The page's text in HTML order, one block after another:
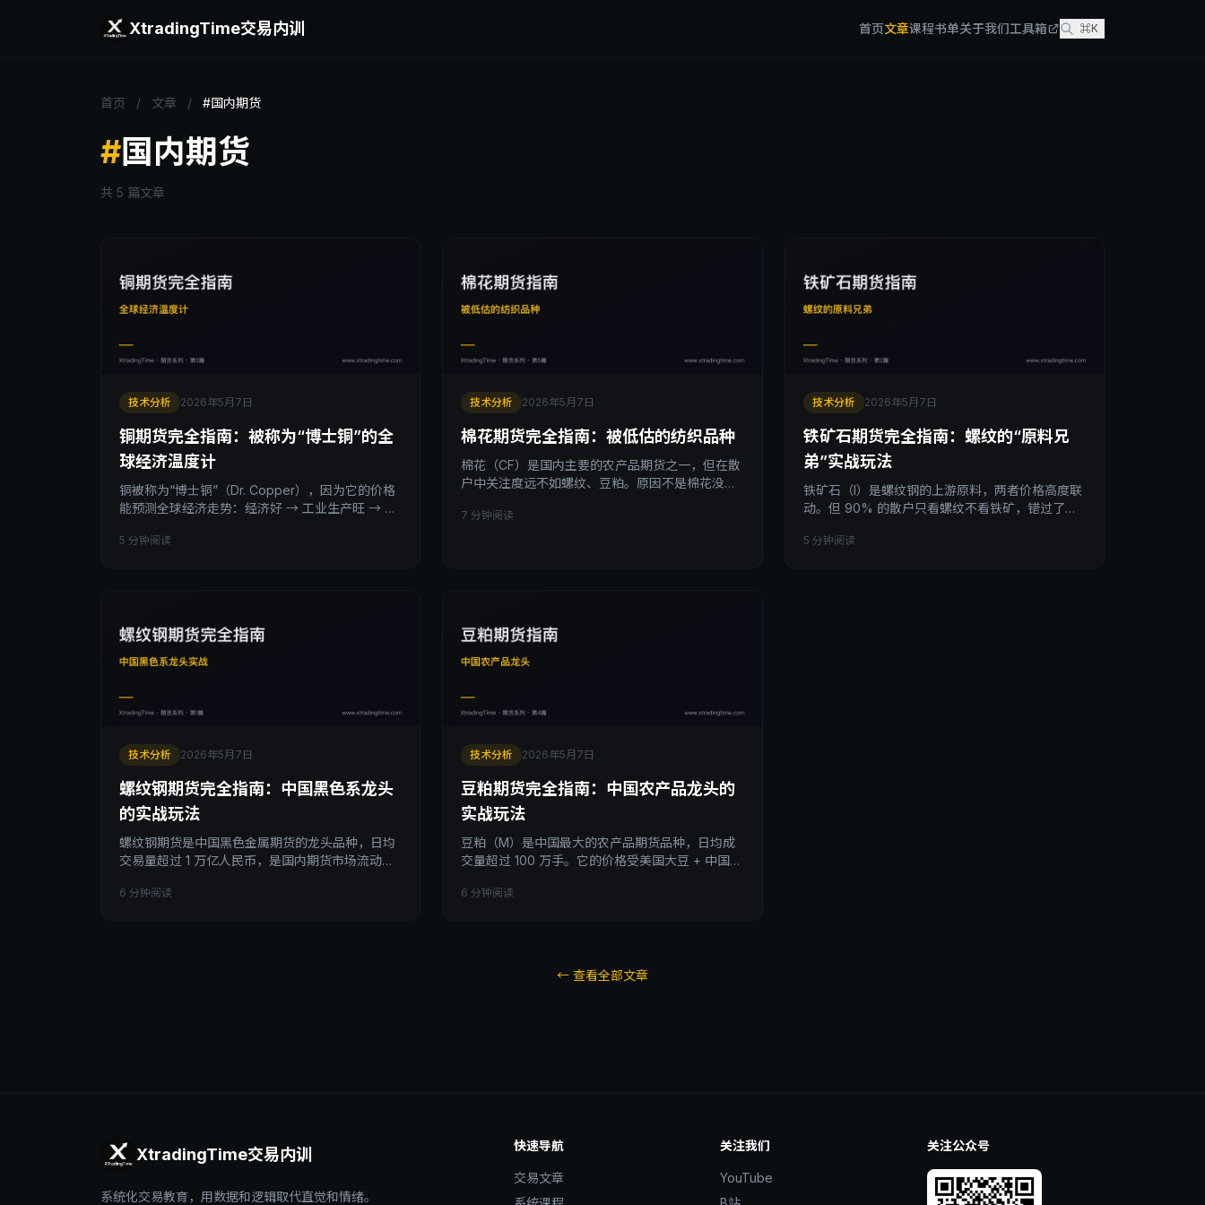
XtradingTime交易内训 首页文章课程书单关于我们工具箱 ⌘K
首页 / 文章 / #国内期货
#国内期货
共 5 篇文章
技术分析 2026年5月7日
铜期货完全指南：被称为“博士铜”的全
球经济温度计
铜被称为“博士铜”（Dr. Copper），因为它的价格
能预测全球经济走势：经济好 → 工业生产旺 → 铜
透铜期货的 4 大驱动因素（中国需求/电气化/库存/
5 分钟阅读
技术分析 2026年5月7日
棉花期货完全指南：被低估的纺织品种
棉花（CF）是国内主要的农产品期货之一，但在散
户中关注度远不如螺纹、豆粕。原因不是棉花没机
+ 中美贸易 + 服装需求四重影响。本文拆透棉花期
7 分钟阅读
技术分析 2026年5月7日
铁矿石期货完全指南：螺纹的“原料兄
弟”实战玩法
铁矿石（I）是螺纹钢的上游原料，两者价格高度联
动。但 90% 的散户只看螺纹不看铁矿，错过了铁
口数据、螺矿比套利。本文拆透铁矿石期货的供需
5 分钟阅读
技术分析 2026年5月7日
螺纹钢期货完全指南：中国黑色系龙头
的实战玩法
螺纹钢期货是中国黑色金属期货的龙头品种，日均
交易量超过 1 万亿人民币，是国内期货市场流动性
4 大驱动因素（基建/地产/限产/库存）、3 个典型
6 分钟阅读
技术分析 2026年5月7日
豆粕期货完全指南：中国农产品龙头的
实战玩法
豆粕（M）是中国最大的农产品期货品种，日均成
交量超过 100 万手。它的价格受美国大豆 + 中国饲
国内期货里最受宏观影响的品种之一。本文拆透豆
6 分钟阅读
← 查看全部文章
XtradingTime交易内训
系统化交易教育，用数据和逻辑取代直觉和情绪。
快速导航
交易文章
关注我们
YouTube
关注公众号